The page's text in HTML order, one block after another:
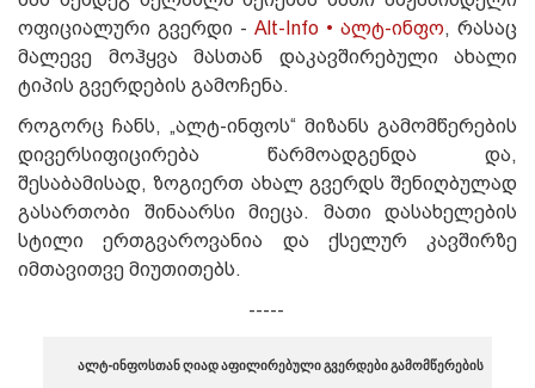
ოფიციალური გვერდი - Alt-Info • ალტ-ინფო, რასაც
მალევე მოჰყვა მასთან დაკავშირებული ახალი
ტიპის გვერდების გამოჩენა.
როგორც ჩანს, „ალტ-ინფოს“ მიზანს გამომწერების
დივერსიფიცირება წარმოადგენდა და,
შესაბამისად, ზოგიერთ ახალ გვერდს შენიღბულად
გასართობი შინაარსი მიეცა. მათი დასახელების
სტილი ერთგვაროვანია და ქსელურ კავშირზე
იმთავითვე მიუთითებს.
-----